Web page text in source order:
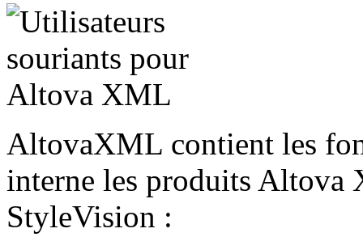
AltovaXML contient les
interne les produits Altova
StyleVision :